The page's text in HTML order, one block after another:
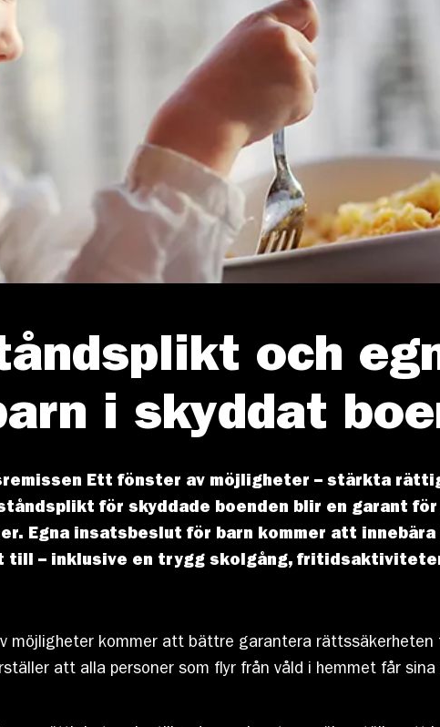
och
i skyddat
Ett fönster av möjligheter – stärkta
för skyddade boenden blir en garant för
Egna insatsbeslut för barn kommer att innebära
till – inklusive en trygg skolgång,
möjligheter kommer att bättre garantera rättssäkerheten
att alla personer som flyr från våld i hemmet får